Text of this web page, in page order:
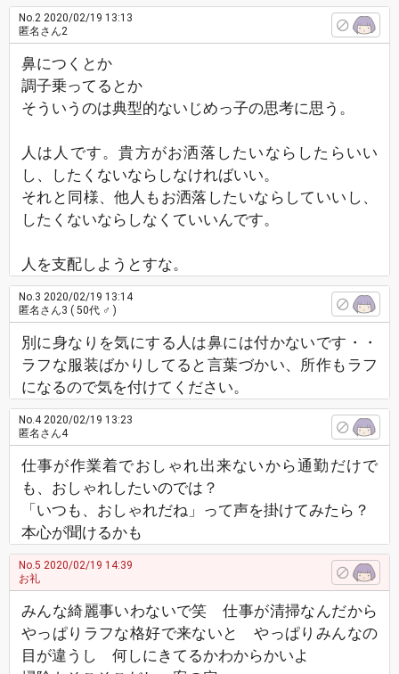
No.2 2020/02/19 13:13
匿名さん2
鼻につくとか
調子乗ってるとか
そういうのは典型的ないじめっ子の思考に思う。
人は人です。貴方がお洒落したいならしたらいい
し、したくないならしなければいい。
それと同様、他人もお洒落したいならしていいし、
したくないならしなくていいんです。
人を支配しようとすな。
No.3 2020/02/19 13:14
匿名さん3 ( 50代 ♂ )
別に身なりを気にする人は鼻には付かないです・・
ラフな服装ばかりしてると言葉づかい、所作もラフ
になるので気を付けてください。
No.42020/02/19 13:23
匿名さん4
仕事が作業着でおしゃれ出来ないから通勤だけで
も、おしゃれしたいのでは？
「いつも、おしゃれだね」って声を掛けてみたら？
本心が聞けるかも
No.5 2020/02/19 14:39
お礼
みんな綺麗事いわないで笑 仕事が清掃なんだから
やっぱりラフな格好で来ないと やっぱりみんなの
目が違うし 何しにきてるかわからかいよ